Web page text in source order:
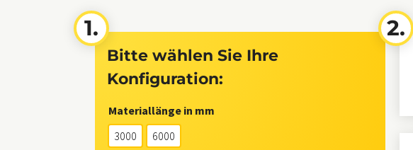
Bitte wählen Sie Ihre
Konfiguration:
Materiallänge in mm
3000
6000